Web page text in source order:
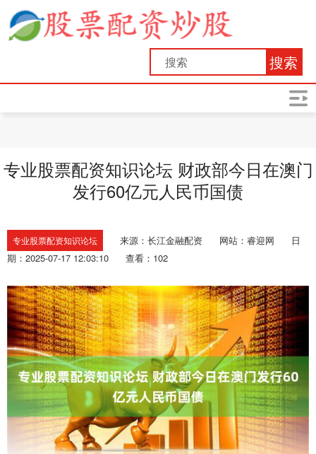
搜索
专业股票配资知识论坛 财政部今日在澳门
发行60亿元人民币国债
专业股票配资知识论坛 来源：长江金融配资 网站：睿迎网
日
期：2025-07-17 12:03:10
查看：102